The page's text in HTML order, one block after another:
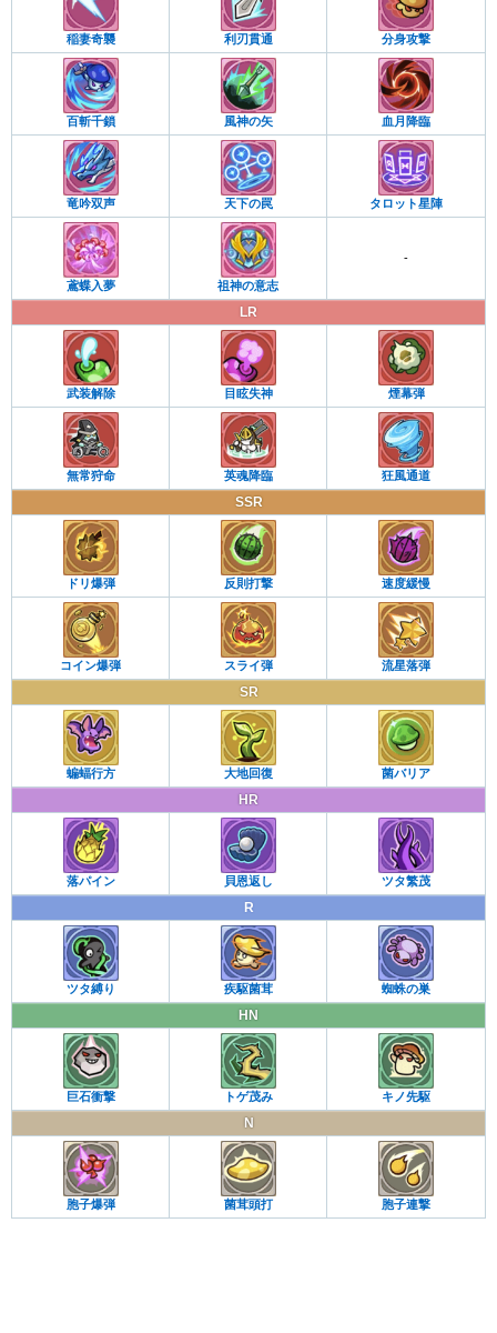
稲妻奇襲 利刃貫通 分身攻撃
百斬千鎖 風神の矢 血月降臨
竜吟双声 天下の罠 タロット星陣
鳶蝶入夢 祖神の意志
-
LR
武装解除 目眩失神 煙幕弾
無常狩命 英魂降臨 狂風通道
SSR
ドリ爆弾 反則打撃 速度緩慢
コイン爆弾 スライ弾 流星落弾
SR
蝙蝠行方 大地回復 菌バリア
HR
落パイン 貝恩返し ツタ繁茂
R
ツタ縛り 疾駆菌茸 蜘蛛の巣
HN
巨石衝撃 トゲ茂み キノ先駆
N
胞子爆弾 菌茸頭打 胞子連撃